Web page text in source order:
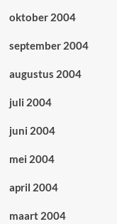
oktober 2004
september 2004
augustus 2004
juli 2004
juni 2004
mei 2004
april 2004
maart 2004